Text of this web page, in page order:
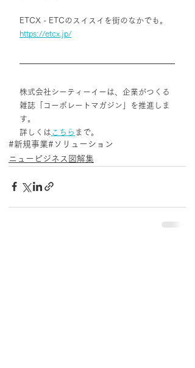
ETCX - ETCのスイスイを街のなかでも。
https://etcx.jp/
株式会社シーティーイーは、企業がつくる
雑誌「コーポレートマガジン」を推進しま
す。
詳しくは こちら まで。
#新規事業#ソリューション
ニュービジネス図解集